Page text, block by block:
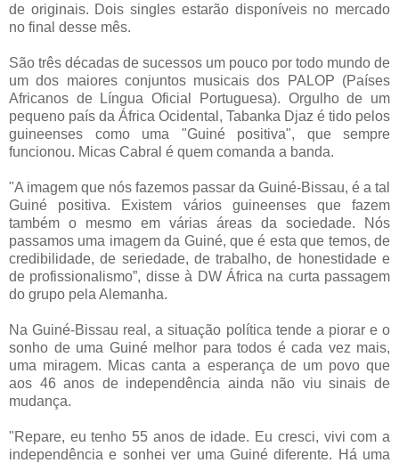
de originais. Dois singles estarão disponíveis no mercado
no final desse mês.
São três décadas de sucessos um pouco por todo mundo de
um dos maiores conjuntos musicais dos PALOP (Países
Africanos de Língua Oficial Portuguesa). Orgulho de um
pequeno país da África Ocidental, Tabanka Djaz é tido pelos
guineenses como uma "Guiné positiva", que sempre
funcionou. Micas Cabral é quem comanda a banda.
"A imagem que nós fazemos passar da Guiné-Bissau, é a tal
Guiné positiva. Existem vários guineenses que fazem
também o mesmo em várias áreas da sociedade. Nós
passamos uma imagem da Guiné, que é esta que temos, de
credibilidade, de seriedade, de trabalho, de honestidade e
de profissionalismo”, disse à DW África na curta passagem
do grupo pela Alemanha.
Na Guiné-Bissau real, a situação política tende a piorar e o
sonho de uma Guiné melhor para todos é cada vez mais,
uma miragem. Micas canta a esperança de um povo que
aos 46 anos de independência ainda não viu sinais de
mudança.
"Repare, eu tenho 55 anos de idade. Eu cresci, vivi com a
independência e sonhei ver uma Guiné diferente. Há uma